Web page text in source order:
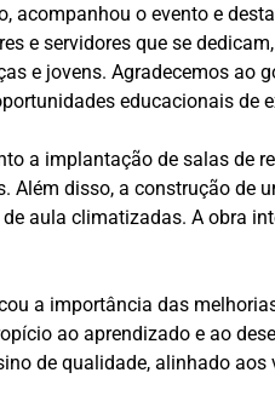
acompanhou o evento e
e servidores que se
e jovens. Agradecemos
educacionais de
a implantação de salas de
Além disso, a construção
aula climatizadas. A obra
a importância das
ao aprendizado e ao
de qualidade, alinhado